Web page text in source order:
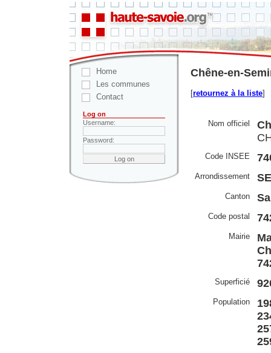
Home
Les communes
Contact
Log on
Username:
Password:
Chêne-en-
[retournez à la liste]
Nom officiel
Code INSEE
Arrondissement
Canton
Code postal
Mairie
Superficié
Population